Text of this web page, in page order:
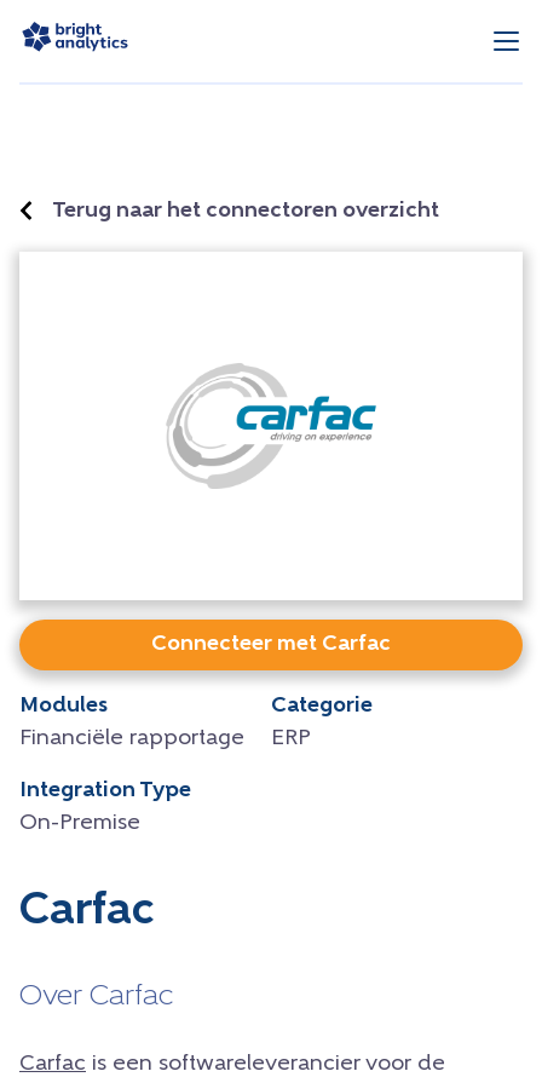
Terug naar het connectoren overzicht
Connecteer met Carfac
Modules
Financiële rapportage
Categorie
ERP
Integration Type
On-Premise
Carfac
Over Carfac
Carfac is een softwareleverancier voor de